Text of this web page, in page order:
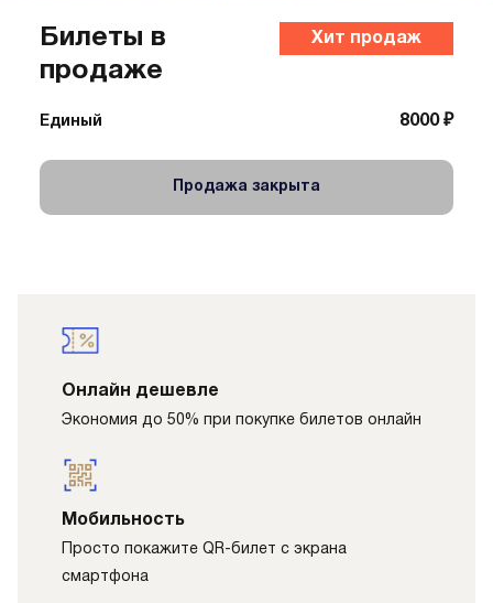
Билеты в
продаже
Хит продаж
Единый 8000 ₽
Продажа закрыта
Онлайн дешевле
Экономия до 50% при покупке билетов онлайн
Мобильность
Просто покажите QR-билет с экрана
смартфона